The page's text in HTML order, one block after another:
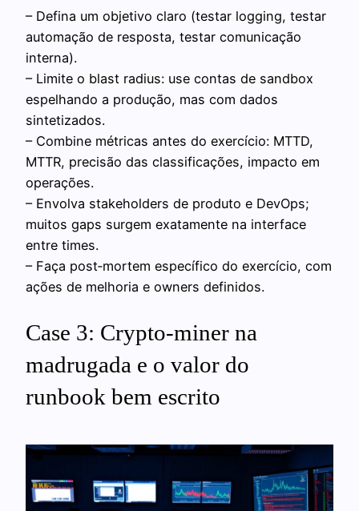
– Defina um objetivo claro (testar logging, testar
automação de resposta, testar comunicação
interna).
– Limite o blast radius: use contas de sandbox
espelhando a produção, mas com dados
sintetizados.
– Combine métricas antes do exercício: MTTD,
MTTR, precisão das classificações, impacto em
operações.
– Envolva stakeholders de produto e DevOps;
muitos gaps surgem exatamente na interface
entre times.
– Faça post‑mortem específico do exercício, com
ações de melhoria e owners definidos.
Case 3: Crypto-miner na
madrugada e o valor do
runbook bem escrito